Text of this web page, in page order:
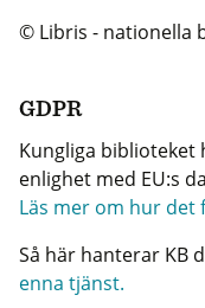
© Libris - nationella
GDPR
Kungliga
enlighet med EU:s
Läs mer om hur det
Så här hanterar KB
enna tjänst.